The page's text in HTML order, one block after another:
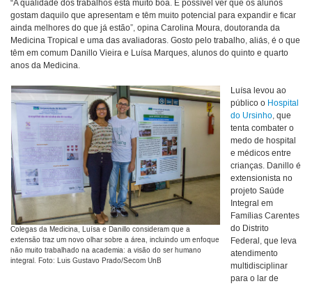
“A qualidade dos trabalhos está muito boa. É possível ver que os alunos
gostam daquilo que apresentam e têm muito potencial para expandir e ficar
ainda melhores do que já estão”, opina Carolina Moura, doutoranda da
Medicina Tropical e uma das avaliadoras. Gosto pelo trabalho, aliás, é o que
têm em comum Danillo Vieira e Luísa Marques, alunos do quinto e quarto
anos da Medicina.
Colegas da Medicina, Luísa e Danillo consideram que a
extensão traz um novo olhar sobre a área, incluindo um enfoque
não muito trabalhado na academia: a visão do ser humano
integral. Foto: Luis Gustavo Prado/Secom UnB
Luísa levou ao
público o Hospital
do Ursinho, que
tenta combater o
medo de hospital
e médicos entre
crianças. Danillo é
extensionista no
projeto Saúde
Integral em
Famílias Carentes
do Distrito
Federal, que leva
atendimento
multidisciplinar
para o lar de